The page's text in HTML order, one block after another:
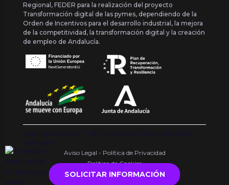
SOLICITAR INFORMACIÓN
Regional, FEDER para la realización del proyecto
Transformación digital de las pymes, dependiendo de la
Orden de Incentivos para el desarrollo industrial, la mejora
de la competitividad, la transformación digital y la creación
de empleo de Andalucía.
Copyright {{ date('Y') }} ® Franquishop. Todos los derechos
reservados
Aviso Legal - Política de Privacidad
Política de Cookies